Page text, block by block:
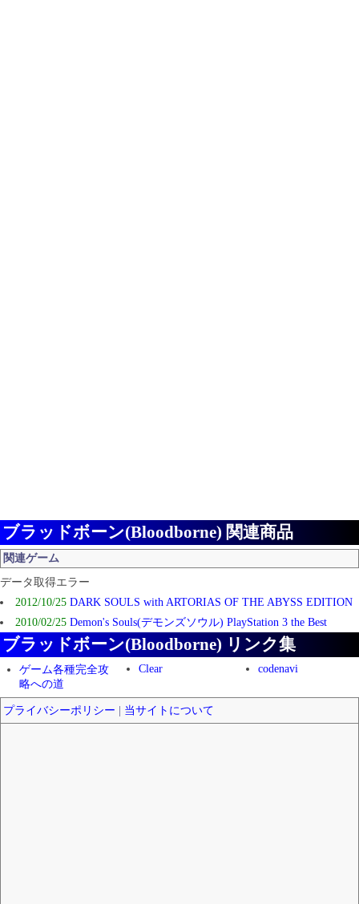
ブラッドボーン(Bloodborne) 関連商品
関連ゲーム
データ取得エラー
2012/10/25 DARK SOULS with ARTORIAS OF THE ABYSS EDITION
2010/02/25 Demon's Souls(デモンズソウル) PlayStation 3 the Best
ブラッドボーン(Bloodborne) リンク集
ゲーム各種完全攻
略への道
Clear codenavi
プライバシーポリシー 当サイトについて